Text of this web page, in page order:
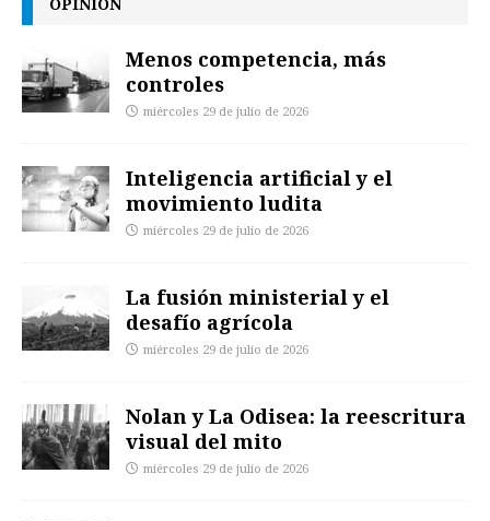
OPINIÓN
Menos competencia, más
controles
miércoles 29 de julio de 2026
Inteligencia artificial y el
movimiento ludita
miércoles 29 de julio de 2026
La fusión ministerial y el
desafío agrícola
miércoles 29 de julio de 2026
Nolan y La Odisea: la reescritura
visual del mito
miércoles 29 de julio de 2026